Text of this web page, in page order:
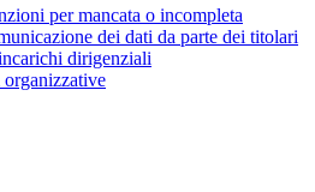
per mancata o incompleta
dei dati da parte dei titolari
dirigenziali